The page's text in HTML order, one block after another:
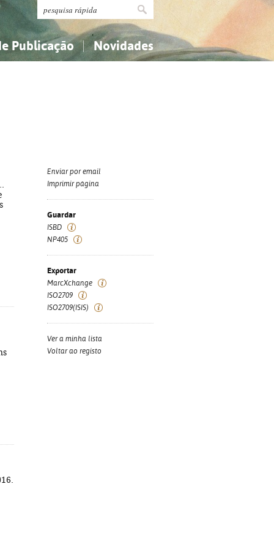
Publicação Novidades
Enviar por email
Imprimir página
Guardar
ISBD
NP405
Exportar
MarcXchange
ISO2709
ISO2709(ISIS)
Ver a minha lista
Voltar ao registo